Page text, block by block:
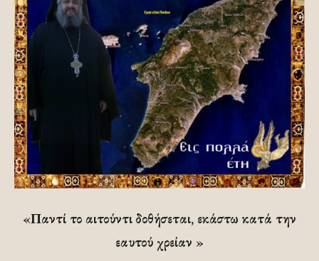
«Παντί το αιτούντι δοθήσεται, εκάστω κατά την
εαυτού χρείαν »